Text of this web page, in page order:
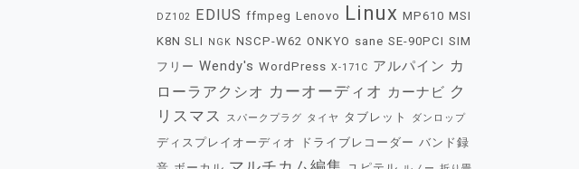
DZ102 EDIUS ffmpeg Lenovo Linux MP610 MSI
K8N SLI
NGK NSCP-W62 ONKYO sane SE-90PCI SIM
フリー Wendy's WordPress X-171C アルパイン カ
ローラアクシオ カーオーディオ カーナビ ク
リスマス
スパークプラグ タイヤ タブレット ダンロップ
ディスプレイオーディオ ドライブレコーダー バンド録